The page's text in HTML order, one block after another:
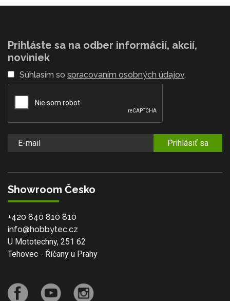
Prihláste sa na odber informácií, akcií,
noviniek
Súhlasím so spracovaním osobných údajov.
Prihlásiť sa
Showroom Česko
+420 840 810 810
info@hobbytec.cz
U Mototechny, 251 62
Tehovec - Říčany u Prahy